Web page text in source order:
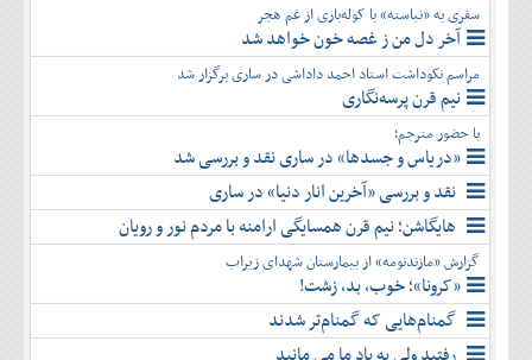
سفری به «نیاسته» با کوله‌باری از غم هجر
آخر دل من ز غصه خون خواهد شد
مراسم نکوداشت استاد احمد داداشی در ساری برگزار شد
نیم قرن پرسه‌نگاری
با حضور مترجم؛
«دریاس و جسدها» در ساری نقد و بررسی شد
نقد و بررسی «آخرین انار دنیا» در ساری
هایگاشن؛ نیم قرن همسایگی ارامنه با مردم نور و رویان
گزارش «مازندنومه» از بیمارستان شهدای زیراب
«کرونا»؛ خوب، بد، زشت!
گمنام‌هایی که گمنام‌تر شدند